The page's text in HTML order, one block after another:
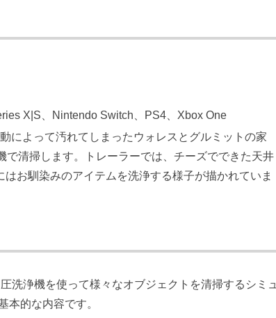
X|S、Nintendo Switch、PS4、Xbox One
によって汚れてしまったウォレスとグルミットの家
で清掃します。トレーラーでは、チーズでできた天井
お馴染みのアイテムを洗浄する様子が描かれていま
洗浄機を使って様々なオブジェクトを清掃するシミュ
本的な内容です。